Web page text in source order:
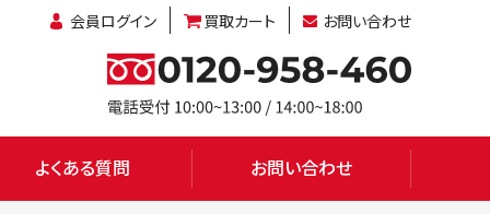
会員ログイン 買取カート お問い合わせ
よくある質問 お問い合わせ